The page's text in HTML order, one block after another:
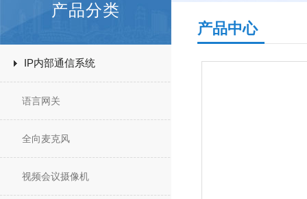
产品分类
IP内部通信系统
语言网关
全向麦克风
视频会议摄像机
产品中心